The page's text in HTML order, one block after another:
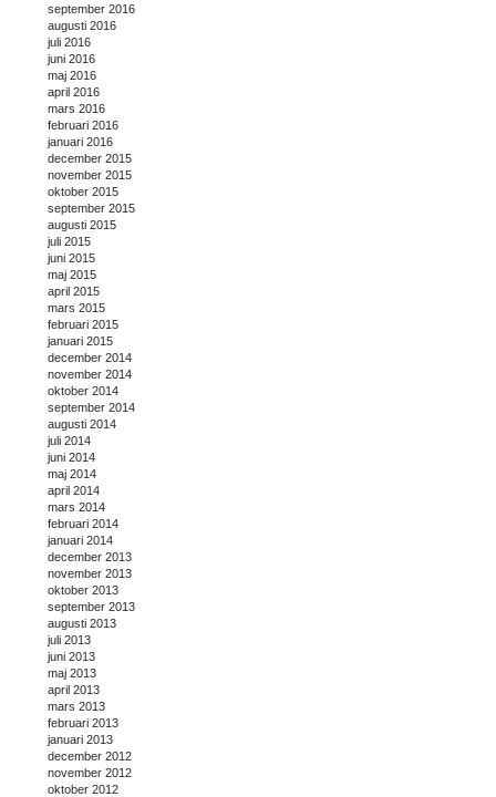
september 2016
augusti 2016
juli 2016
juni 2016
maj 2016
april 2016
mars 2016
februari 2016
januari 2016
december 2015
november 2015
oktober 2015
september 2015
augusti 2015
juli 2015
juni 2015
maj 2015
april 2015
mars 2015
februari 2015
januari 2015
december 2014
november 2014
oktober 2014
september 2014
augusti 2014
juli 2014
juni 2014
maj 2014
april 2014
mars 2014
februari 2014
januari 2014
december 2013
november 2013
oktober 2013
september 2013
augusti 2013
juli 2013
juni 2013
maj 2013
april 2013
mars 2013
februari 2013
januari 2013
december 2012
november 2012
oktober 2012